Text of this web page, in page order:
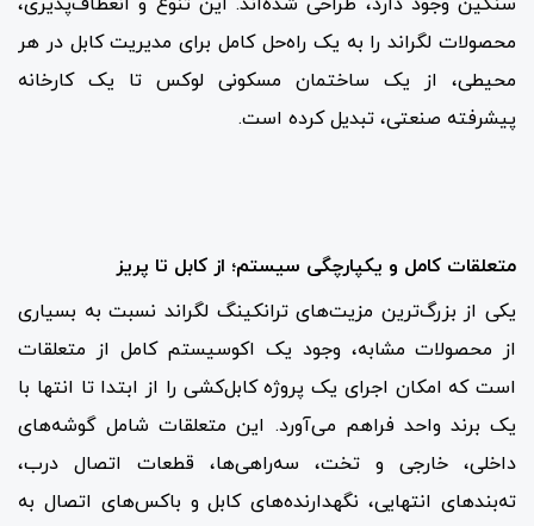
محصولات لگراند را به یک راه‌حل کامل برای مدیریت کابل در هر
محیطی، از یک ساختمان مسکونی لوکس تا یک کارخانه
پیشرفته صنعتی، تبدیل کرده است.
متعلقات کامل و یکپارچگی سیستم؛ از کابل تا پریز
یکی از بزرگ‌ترین مزیت‌های ترانکینگ لگراند نسبت به بسیاری
از محصولات مشابه، وجود یک اکوسیستم کامل از متعلقات
است که امکان اجرای یک پروژه کابل‌کشی را از ابتدا تا انتها با
یک برند واحد فراهم می‌آورد. این متعلقات شامل گوشه‌های
داخلی، خارجی و تخت، سه‌راهی‌ها، قطعات اتصال درب،
ته‌بندهای انتهایی، نگهدارنده‌های کابل و باکس‌های اتصال به